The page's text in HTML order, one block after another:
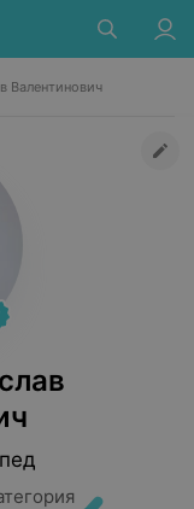
Валентинович